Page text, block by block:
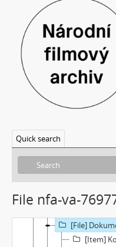
Quick search
File nfa-va-
[Fonds] Festivalové
[Subseries]
[File]
[Item]